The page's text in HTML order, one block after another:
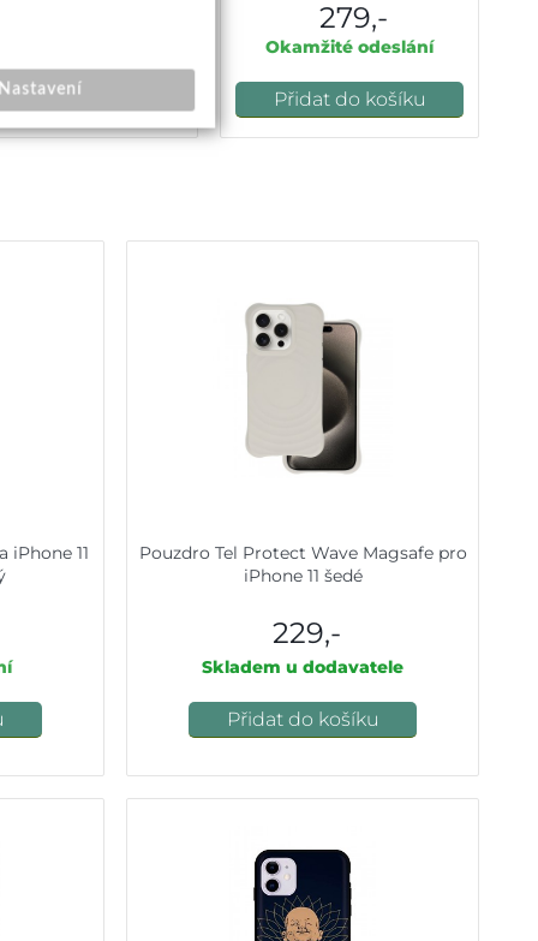
Přidat do košíku
279,-
Okamžité odeslání
Přidat do košíku
iPhone 11
Pouzdro Tel Protect Wave Magsafe pro
iPhone 11 šedé
229,-
Skladem u dodavatele
Přidat do košíku
Nastavení